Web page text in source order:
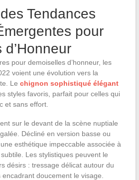
Tendances
pour
pour demoiselles d’honneur, les
voient une évolution vers la
Le chignon sophistiqué élégant
styles favoris, parfait pour celles qui
et sans effort.
sur le devant de la scène nuptiale
Décliné en version basse ou
esthétique impeccable associée à
Les stylistiques peuvent le
désirs : tressage délicat autour du
doucement le visage.